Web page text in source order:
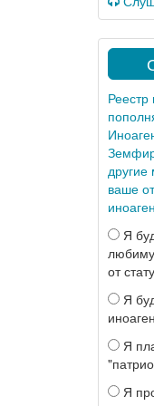
Реестр
другие
ваше
Я
от
Я
Я
Я